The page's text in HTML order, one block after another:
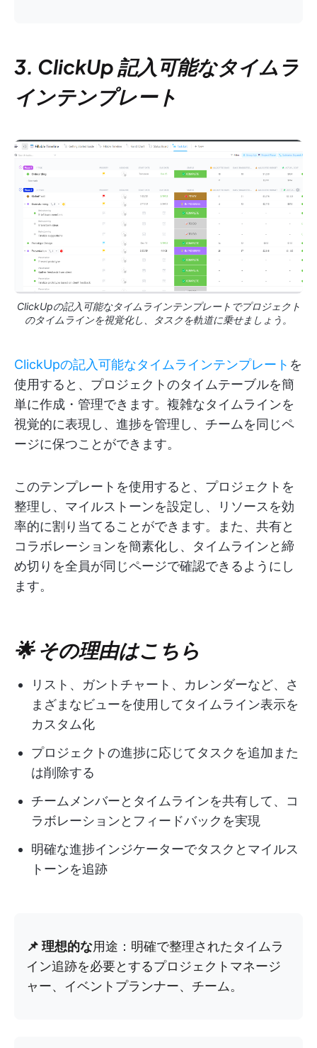
3. ClickUp 記入可能なタイムラ
インテンプレート
ClickUpの記入可能なタイムラインテンプレートでプロジェクト
のタイムラインを視覚化し、タスクを軌道に乗せましょう。
ClickUpの記入可能なタイムラインテンプレート を
使用すると、プロジェクトのタイムテーブルを簡
単に作成・管理できます。複雑なタイムラインを
視覚的に表現し、進捗を管理し、チームを同じペ
ージに保つことができます。
このテンプレートを使用すると、プロジェクトを
整理し、マイルストーンを設定し、リソースを効
率的に割り当てることができます。また、共有と
コラボレーションを簡素化し、タイムラインと締
め切りを全員が同じページで確認できるようにし
ます。
🌟 その理由はこちら
リスト、ガントチャート、カレンダーなど、さ
まざまなビューを使用してタイムライン表示を
カスタム化
プロジェクトの進捗に応じてタスクを追加また
は削除する
チームメンバーとタイムラインを共有して、コ
ラボレーションとフィードバックを実現
明確な進捗インジケーターでタスクとマイルス
トーンを追跡
📌 理想的な用途：明確で整理されたタイムラ
イン追跡を必要とするプロジェクトマネージ
ャー、イベントプランナー、チーム。